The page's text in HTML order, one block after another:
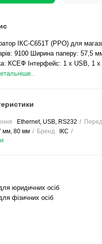
ІКС-С651Т (РРО) для
9100 Ширина паперу: 57,5
КСЕФ Інтерфейс: 1 x USB, 1
Ethernet, USB, RS232
мм, 80 мм Бренд ІКС
юридичних осіб
фізичних осіб